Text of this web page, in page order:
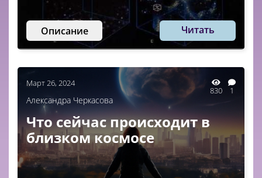
Описание Читать
Март 26, 2024
830 1
Александра Черкасова
Что сейчас происходит в
близком космосе